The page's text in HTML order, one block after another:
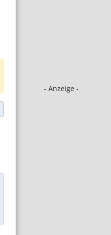
- Anzeige -